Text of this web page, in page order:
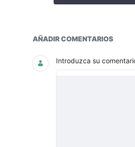
Eliminación
AÑADIR COMENTARIOS
Introduzca su